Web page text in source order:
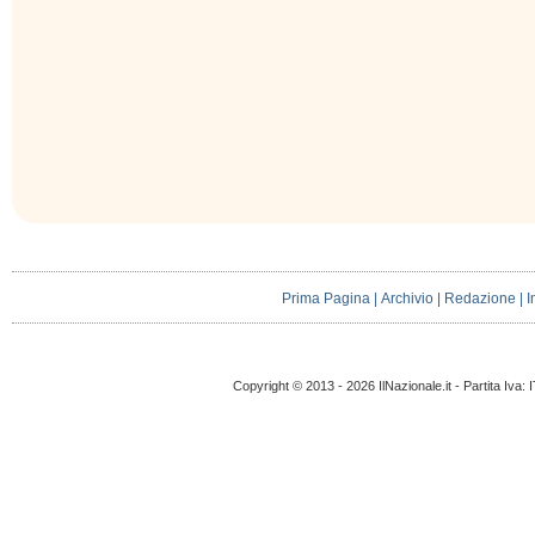
Prima Pagina |Archivio Redazione
Copyright © 2013 - 2026 IlNazionale.it - Partita Iva: